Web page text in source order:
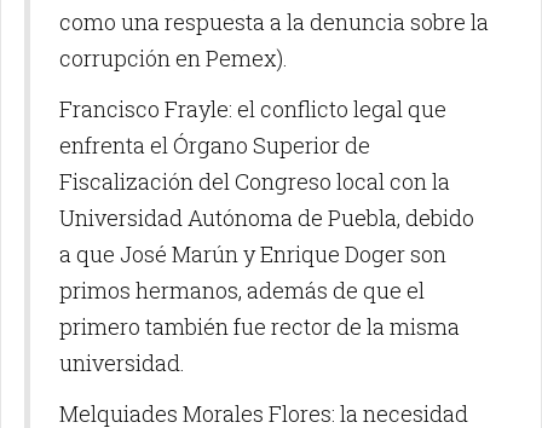
como una respuesta a la denuncia sobre la
corrupción en Pemex).
Francisco Frayle: el conflicto legal que
enfrenta el Órgano Superior de
Fiscalización del Congreso local con la
Universidad Autónoma de Puebla, debido
a que José Marún y Enrique Doger son
primos hermanos, además de que el
primero también fue rector de la misma
universidad.
Melquiades Morales Flores: la necesidad